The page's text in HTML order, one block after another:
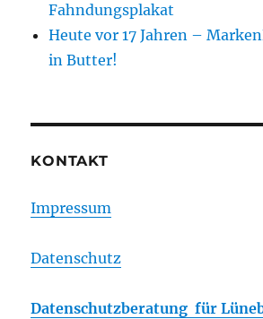
Fahndungsplakat
Heute vor 17 Jahren –
in Butter!
KONTAKT
Impressum
Datenschutz
Datenschutzberatung für